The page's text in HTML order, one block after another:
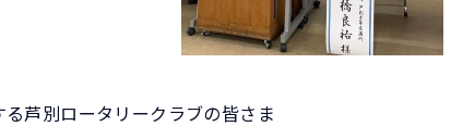
芦別ロータリークラブの皆さま